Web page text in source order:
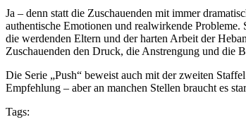
Ja – denn statt die Zuschauenden mit immer
authentische Emotionen und realwirkende
die werdenden Eltern und der harten Arbeit der
Zuschauenden den Druck, die Anstrengung und die
Die Serie „Push“ beweist auch mit der zweiten
Empfehlung – aber an manchen Stellen braucht es
Tags: